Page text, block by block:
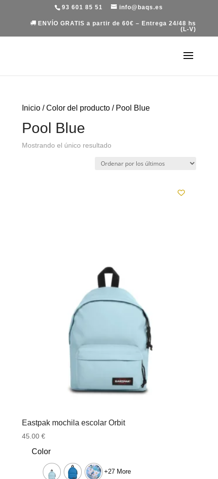
93 601 85 51 info@baqs.es
ENVÍO GRATIS a partir de 60€ – Entrega 24/48 hs
(L-V)
Inicio/ Color del producto / Pool Blue
Pool Blue
Mostrando el único resultado
Eastpak mochila escolar Orbit
45.00 €
Color
+27 More